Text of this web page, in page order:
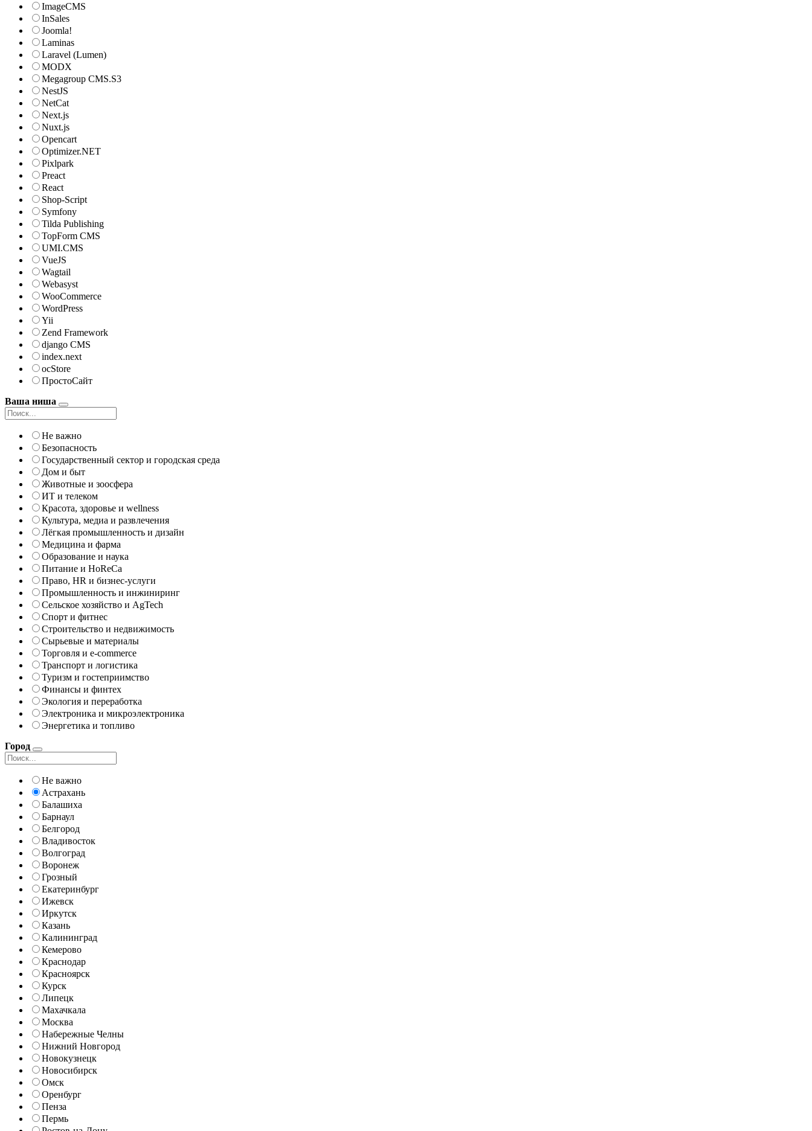
ImageCMS
InSales
Joomla!
Laminas
Laravel (Lumen)
MODX
Megagroup CMS.S3
NestJS
NetCat
Next.js
Nuxt.js
Opencart
Optimizer.NET
Pixlpark
Preact
React
Shop-Script
Symfony
Tilda Publishing
TopForm CMS
UMI.CMS
VueJS
Wagtail
Webasyst
WooCommerce
WordPress
Yii
Zend Framework
django CMS
index.next
ocStore
ПростоСайт
Ваша ниша
Не важно
Безопасность
Государственный сектор и городская среда
Дом и быт
Животные и зоосфера
ИТ и телеком
Красота, здоровье и wellness
Культура, медиа и развлечения
Лёгкая промышленность и дизайн
Медицина и фарма
Образование и наука
Питание и HoReCa
Право, HR и бизнес-услуги
Промышленность и инжиниринг
Сельское хозяйство и AgTech
Спорт и фитнес
Строительство и недвижимость
Сырьевые и материалы
Торговля и e-commerce
Транспорт и логистика
Туризм и гостеприимство
Финансы и финтех
Экология и переработка
Электроника и микроэлектроника
Энергетика и топливо
Город
Не важно
Астрахань
Балашиха
Барнаул
Белгород
Владивосток
Волгоград
Воронеж
Грозный
Екатеринбург
Ижевск
Иркутск
Казань
Калининград
Кемерово
Краснодар
Красноярск
Курск
Липецк
Махачкала
Москва
Набережные Челны
Нижний Новгород
Новокузнецк
Новосибирск
Омск
Оренбург
Пенза
Пермь